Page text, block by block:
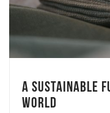
A Sustainable
World